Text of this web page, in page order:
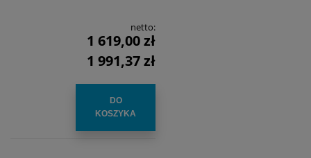
netto:
1 619,00 zł
1 991,37 zł
DO
KOSZYKA